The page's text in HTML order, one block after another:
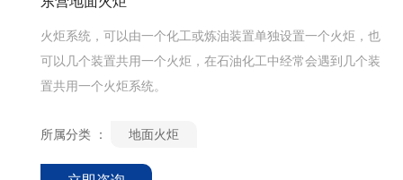
火炬系统，可以由一个化工或炼油装置单独设置一个火炬，也
可以几个装置共用一个火炬，在石油化工中经常会遇到几个装
置共用一个火炬系统。
所属分类 ： 地面火炬